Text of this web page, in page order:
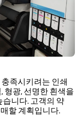
족시키려는 인쇄
형광, 선명한 흰색을
습니다. 고객의 약
할 계획입니다.